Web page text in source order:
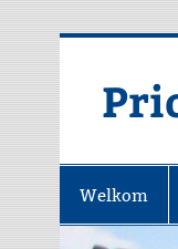
Welkom